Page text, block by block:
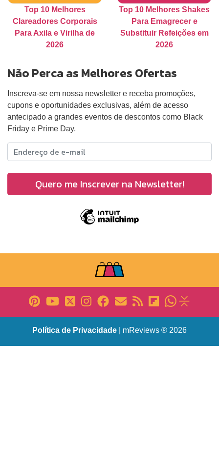
Top 10 Melhores
Clareadores Corporais
Para Axila e Virilha de
2026
Top 10 Melhores Shakes
Para Emagrecer e
Substituir Refeições em
2026
Não Perca as Melhores Ofertas
Inscreva-se em nossa newsletter e receba promoções,
cupons e oportunidades exclusivas, além de acesso
antecipado a grandes eventos de descontos como Black
Friday e Prime Day.
Política de Privacidade | mReviews ® 2026